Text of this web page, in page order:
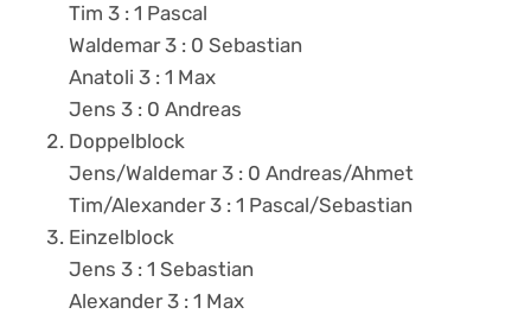
Tim 3 : 1 Pascal
Waldemar 3 : 0 Sebastian
Anatoli 3 : 1 Max
Jens 3 : 0 Andreas
Doppelblock
Jens/Waldemar 3 : 0 Andreas/Ahmet
Tim/Alexander 3 : 1 Pascal/Sebastian
Einzelblock
Jens 3 : 1 Sebastian
Alexander 3 : 1 Max